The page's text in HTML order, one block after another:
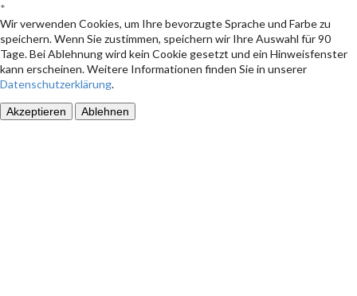
*
Wir verwenden Cookies, um Ihre bevorzugte Sprache und Farbe zu
speichern. Wenn Sie zustimmen, speichern wir Ihre Auswahl für 90
Tage. Bei Ablehnung wird kein Cookie gesetzt und ein Hinweisfenster
kann erscheinen. Weitere Informationen finden Sie in unserer
Datenschutzerklärung.
Akzeptieren Ablehnen